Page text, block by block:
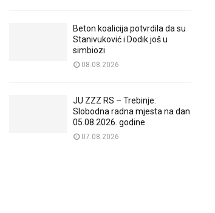
Beton koalicija potvrdila da su
Stanivuković i Dodik još u
simbiozi
08.08.2026
JU ZZZ RS – Trebinje:
Slobodna radna mjesta na dan
05.08.2026. godine
07.08.2026